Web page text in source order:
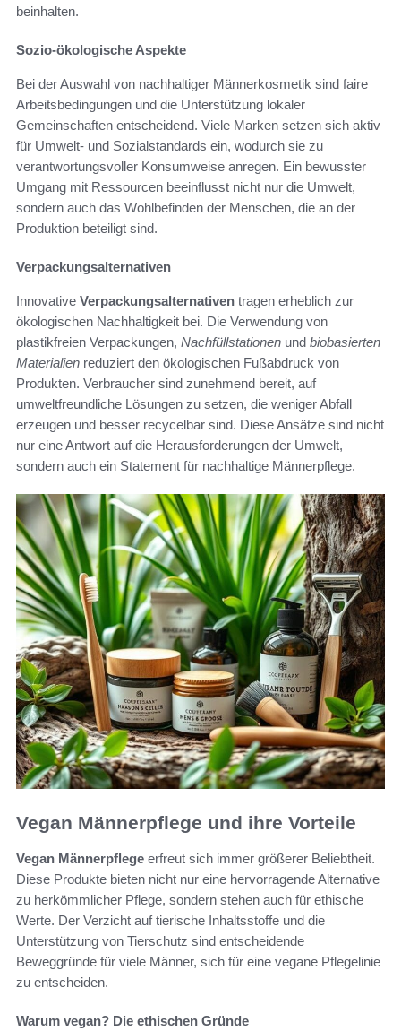
beinhalten.
Sozio-ökologische Aspekte
Bei der Auswahl von nachhaltiger Männerkosmetik sind faire
Arbeitsbedingungen und die Unterstützung lokaler
Gemeinschaften entscheidend. Viele Marken setzen sich aktiv
für Umwelt- und Sozialstandards ein, wodurch sie zu
verantwortungsvoller Konsumweise anregen. Ein bewusster
Umgang mit Ressourcen beeinflusst nicht nur die Umwelt,
sondern auch das Wohlbefinden der Menschen, die an der
Produktion beteiligt sind.
Verpackungsalternativen
Innovative Verpackungsalternativen tragen erheblich zur
ökologischen Nachhaltigkeit bei. Die Verwendung von
plastikfreien Verpackungen, Nachfüllstationen und biobasierten
Materialien reduziert den ökologischen Fußabdruck von
Produkten. Verbraucher sind zunehmend bereit, auf
umweltfreundliche Lösungen zu setzen, die weniger Abfall
erzeugen und besser recycelbar sind. Diese Ansätze sind nicht
nur eine Antwort auf die Herausforderungen der Umwelt,
sondern auch ein Statement für nachhaltige Männerpflege.
Vegan Männerpflege und ihre Vorteile
Vegan Männerpflege erfreut sich immer größerer Beliebtheit.
Diese Produkte bieten nicht nur eine hervorragende Alternative
zu herkömmlicher Pflege, sondern stehen auch für ethische
Werte. Der Verzicht auf tierische Inhaltsstoffe und die
Unterstützung von Tierschutz sind entscheidende
Beweggründe für viele Männer, sich für eine vegane Pflegelinie
zu entscheiden.
Warum vegan? Die ethischen Gründe